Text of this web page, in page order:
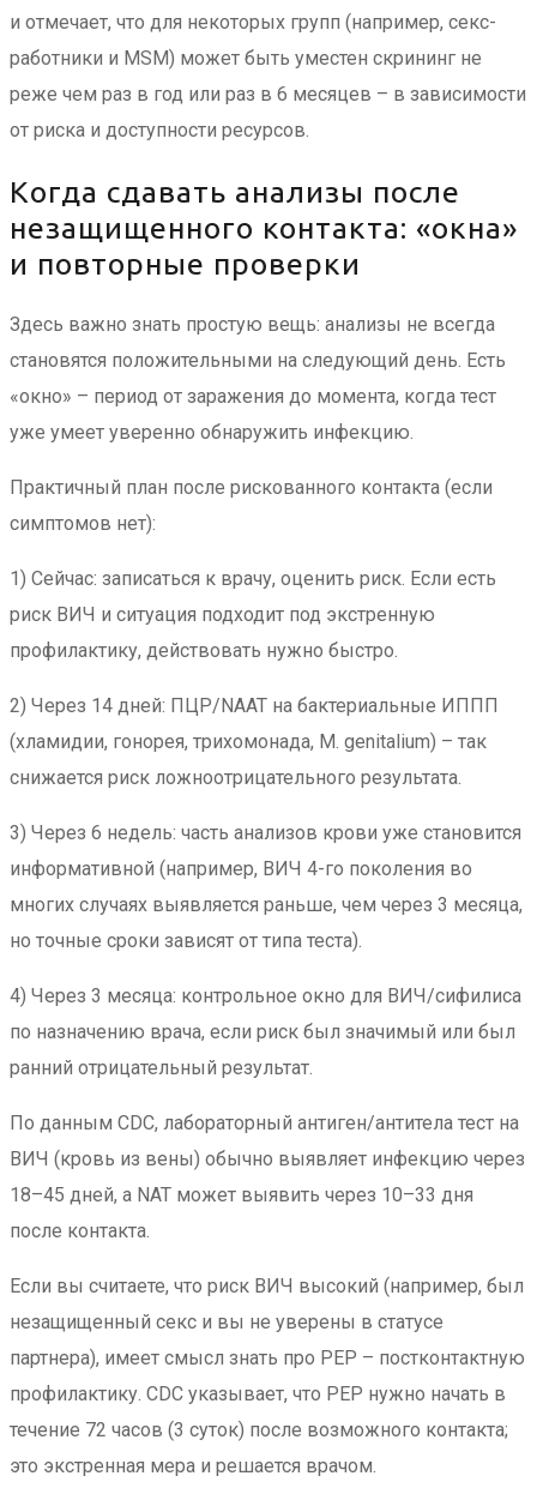
и отмечает, что для некоторых групп (например, секс-
работники и MSM) может быть уместен скрининг не
реже чем раз в год или раз в 6 месяцев – в зависимости
от риска и доступности ресурсов.
Когда сдавать анализы после
незащищенного контакта: «окна»
и повторные проверки
Здесь важно знать простую вещь: анализы не всегда
становятся положительными на следующий день. Есть
«окно» – период от заражения до момента, когда тест
уже умеет уверенно обнаружить инфекцию.
Практичный план после рискованного контакта (если
симптомов нет):
1) Сейчас: записаться к врачу, оценить риск. Если есть
риск ВИЧ и ситуация подходит под экстренную
профилактику, действовать нужно быстро.
2) Через 14 дней: ПЦР/NAAT на бактериальные ИППП
(хламидии, гонорея, трихомонада, M. genitalium) – так
снижается риск ложноотрицательного результата.
3) Через 6 недель: часть анализов крови уже становится
информативной (например, ВИЧ 4-го поколения во
многих случаях выявляется раньше, чем через 3 месяца,
но точные сроки зависят от типа теста).
4) Через 3 месяца: контрольное окно для ВИЧ/сифилиса
по назначению врача, если риск был значимый или был
ранний отрицательный результат.
По данным CDC, лабораторный антиген/антитела тест на
ВИЧ (кровь из вены) обычно выявляет инфекцию через
18–45 дней, а NAT может выявить через 10–33 дня
после контакта.
Если вы считаете, что риск ВИЧ высокий (например, был
незащищенный секс и вы не уверены в статусе
партнера), имеет смысл знать про PEP – постконтактную
профилактику. CDC указывает, что PEP нужно начать в
течение 72 часов (3 суток) после возможного контакта;
это экстренная мера и решается врачом.